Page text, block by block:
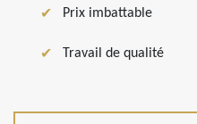
Prix imbattable
Travail de qualité